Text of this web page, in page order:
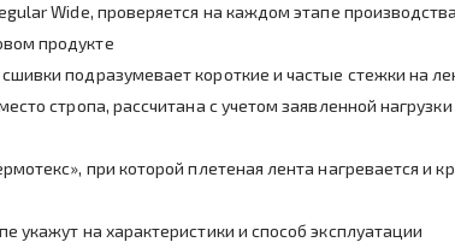
Wide, проверяется на каждом этапе
продукте
подразумевает короткие и частые стежки на
стропа, рассчитана с учетом заявленной
при которой плетеная лента нагревается
укажут на характеристики и способ эксплуатации